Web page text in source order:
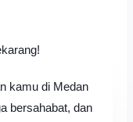
kamu di Medan
bersahabat, dan